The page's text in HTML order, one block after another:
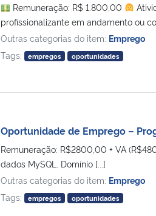
Remuneração: R$ 1.800,00
profissionalizante em andamento ou
Outras categorias do item: Emprego
Tags:
empregos oportunidades
Oportunidade de Emprego –
Remuneração: R$2800,00 + VA
dados MySQL. Domínio [...]
Outras categorias do item: Emprego
Tags:
empregos oportunidades